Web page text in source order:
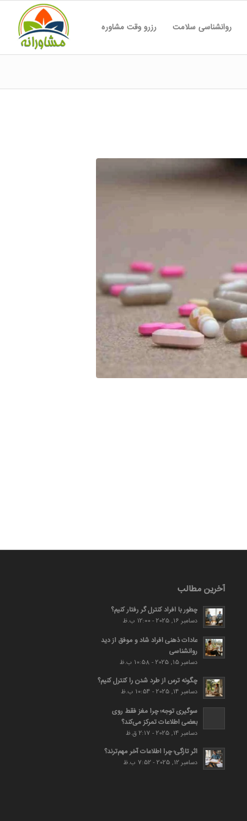
روانشناسی سلامت رزرو وقت مشاوره
آخرین مطالب
چطور با افراد کنترل گر رفتار کنیم؟
دسامبر 16, 2025 - 12:00 ب.ظ
عادات ذهنی افراد شاد و موفق از دید
روانشناسی
دسامبر 15, 2025 - 10:58 ب.ظ
چگونه ترس از طرد شدن را کنترل کنیم؟
دسامبر 14, 2025 - 10:54 ب.ظ
سوگیری توجه؛ چرا مغز فقط روی
بعضی اطلاعات تمرکز می‌کند؟
دسامبر 14, 2025 - 2:17 ق.ظ
اثر تازگی؛ چرا اطلاعات آخر مهم‌ترند؟
دسامبر 12, 2025 - 7:52 ب.ظ